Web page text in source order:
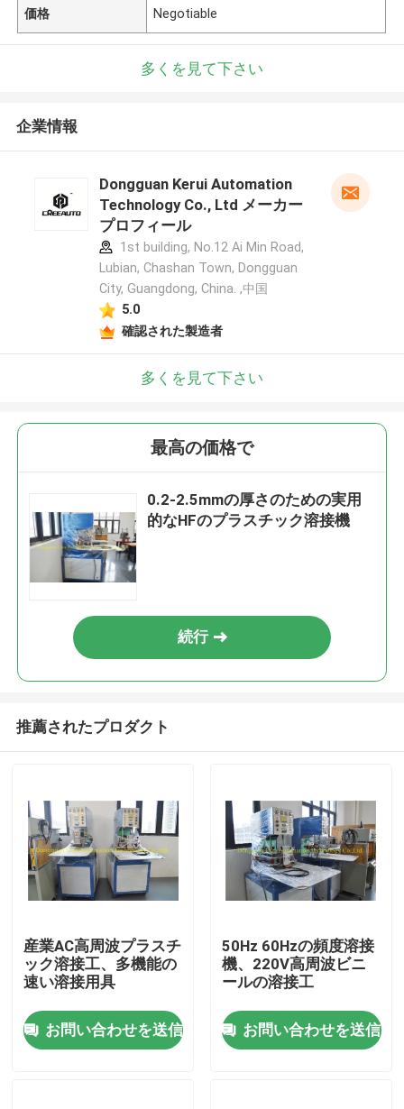
価格 Negotiable
多くを見て下さい
企業情報
Dongguan Kerui Automation
Technology Co., Ltd メーカー
プロフィール
1st building, No.12 Ai Min Road,
Lubian, Chashan Town, Dongguan
City, Guangdong, China. ,中国
5.0
確認された製造者
多くを見て下さい
最高の価格で
0.2-2.5mmの厚さのための実用
的なHFのプラスチック溶接機
続行
推薦されたプロダクト
産業AC高周波プラスチ
ック溶接工、多機能の
速い溶接用具
お問い合わせを送信
50Hz 60Hzの頻度溶接
機、220V高周波ビニ
ールの溶接工
お問い合わせを送信